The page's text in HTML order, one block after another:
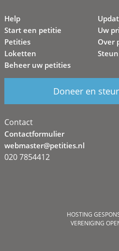
Help
Start een petitie
Petities
Loketten
Beheer uw petities
Uw
Over
Doneer en
Contact
Contactformulier
webmaster@petities.nl
020 7854412
HOSTING
VERENIGING